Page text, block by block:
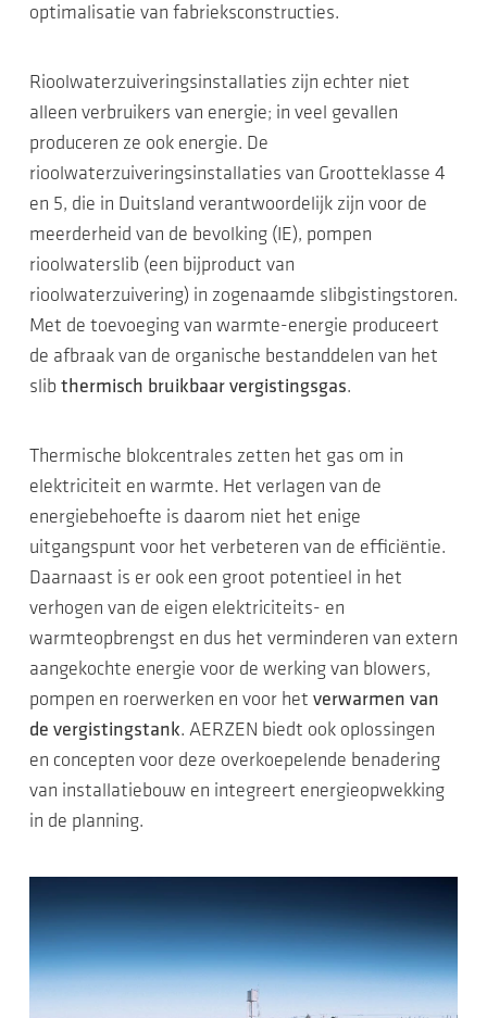
optimalisatie van fabrieksconstructies.
Rioolwaterzuiveringsinstallaties zijn echter niet
alleen verbruikers van energie; in veel gevallen
produceren ze ook energie. De
rioolwaterzuiveringsinstallaties van Grootteklasse 4
en 5, die in Duitsland verantwoordelijk zijn voor de
meerderheid van de bevolking (IE), pompen
rioolwaterslib (een bijproduct van
rioolwaterzuivering) in zogenaamde slibgistingstoren.
Met de toevoeging van warmte-energie produceert
de afbraak van de organische bestanddelen van het
slib thermisch bruikbaar vergistingsgas.
Thermische blokcentrales zetten het gas om in
elektriciteit en warmte. Het verlagen van de
energiebehoefte is daarom niet het enige
uitgangspunt voor het verbeteren van de efficiëntie.
Daarnaast is er ook een groot potentieel in het
verhogen van de eigen elektriciteits- en
warmteopbrengst en dus het verminderen van extern
aangekochte energie voor de werking van blowers,
pompen en roerwerken en voor het verwarmen van
de vergistingstank. AERZEN biedt ook oplossingen
en concepten voor deze overkoepelende benadering
van installatiebouw en integreert energieopwekking
in de planning.